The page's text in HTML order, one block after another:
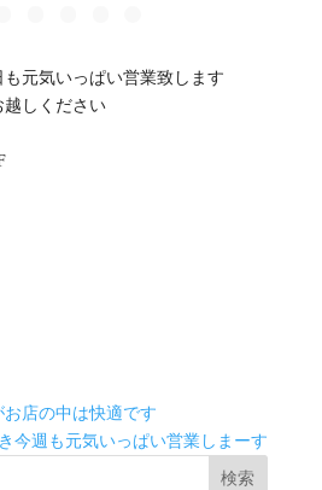
元気いっぱい営業致します
越しください
店の中は快適です
今週も元気いっぱい営業しまーす
検索